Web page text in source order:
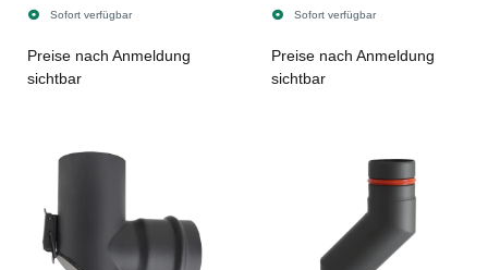
Sofort verfügbar
Preise nach Anmeldung
sichtbar
Sofort verfügbar
Preise nach Anmeldung
sichtbar